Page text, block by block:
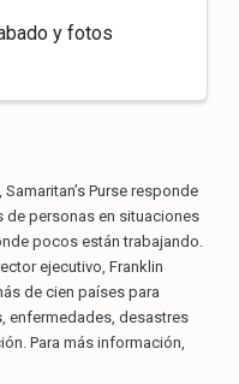
y fotos
Purse responde
de personas en situaciones
pocos están trabajando.
ejecutivo, Franklin
de cien países para
enfermedades, desastres
Para más información,